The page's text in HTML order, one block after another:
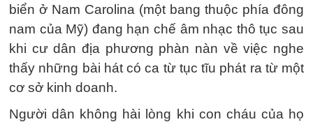
biển ở Nam Carolina (một bang thuộc phía đông
nam của Mỹ) đang hạn chế âm nhạc thô tục sau
khi cư dân địa phương phàn nàn về việc nghe
thấy những bài hát có ca từ tục tĩu phát ra từ một
cơ sở kinh doanh.
Người dân không hài lòng khi con cháu của họ